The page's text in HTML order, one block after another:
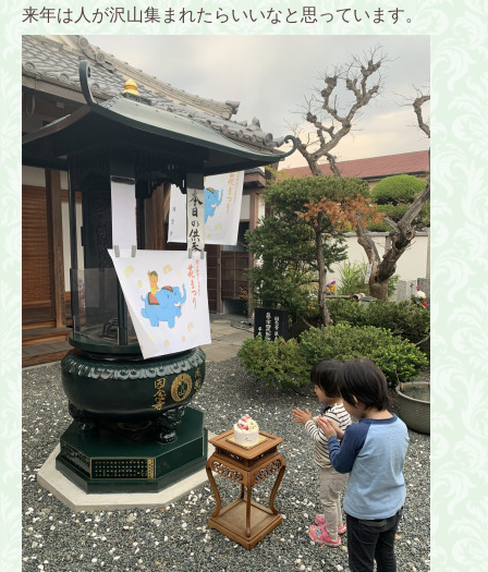
来年は人が沢山集まれたらいいなと思っています。